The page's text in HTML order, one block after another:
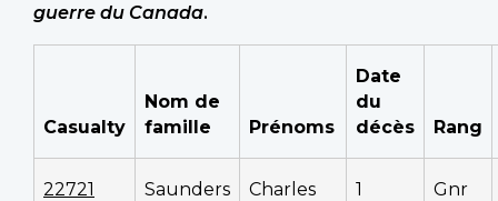
guerre du Canada.
Casualty
Nom de
famille
Prénoms
Date
du
décès
Rang
22721 Saunders
Charles
1
Gnr